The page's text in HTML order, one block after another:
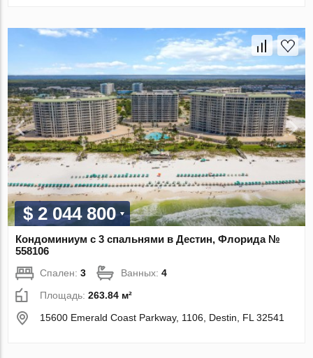
$ 2 044 800
Кондоминиум с 3 спальнями в Дестин, Флорида №
558106
Спален:3 Ванных:4
Площадь:263.84 м²
15600 Emerald Coast Parkway, 1106, Destin, FL 32541